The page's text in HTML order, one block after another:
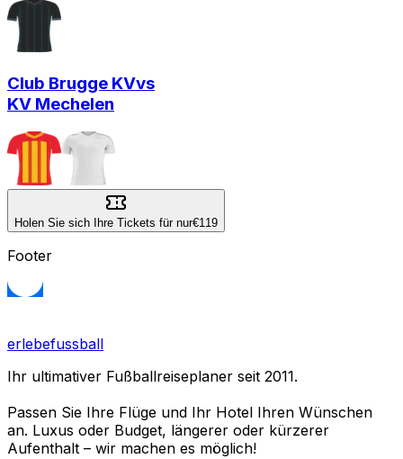
Club Brugge KVvs
KV Mechelen
Holen Sie sich Ihre Tickets für nur€119
Footer
erlebefussball
Ihr ultimativer Fußballreiseplaner seit 2011.
Passen Sie Ihre Flüge und Ihr Hotel Ihren Wünschen
an. Luxus oder Budget, längerer oder kürzerer
Aufenthalt – wir machen es möglich!